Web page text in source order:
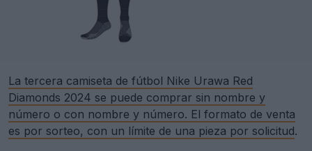
La tercera camiseta de fútbol Nike Urawa Red
Diamonds 2024 se puede comprar sin nombre y
número o con nombre y número. El formato de venta
es por sorteo, con un límite de una pieza por solicitud.